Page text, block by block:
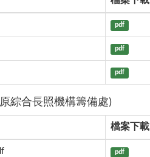
pdf
pdf
pdf
綜合長照機構籌備處)
檔案下載
pdf